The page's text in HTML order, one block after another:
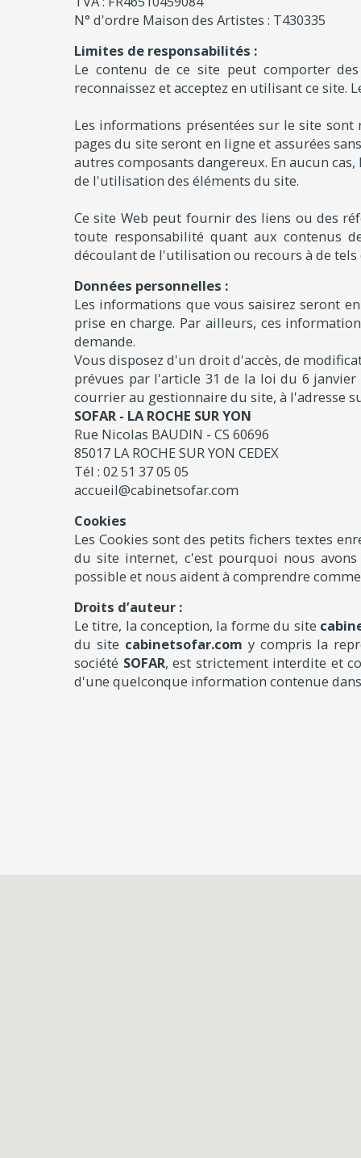
N° d'ordre Maison des Artistes : T430335
Limites de responsabilités :
Le contenu de ce site peut comporter
reconnaissez et acceptez en utilisant ce
Les informations présentées sur le site
pages du site seront en ligne et assurées
autres composants dangereux. En aucun
de l'utilisation des éléments du site.
Ce site Web peut fournir des liens ou des
toute responsabilité quant aux contenus
découlant de l'utilisation ou recours à de tels
Données personnelles :
Les informations que vous saisirez seront
prise en charge. Par ailleurs, ces
demande.
Vous disposez d'un droit d'accès, de
prévues par l'article 31 de la loi du 6
courrier au gestionnaire du site, à l'adresse
SOFAR - LA ROCHE SUR YON
Rue Nicolas BAUDIN - CS 60696
85017 LA ROCHE SUR YON CEDEX
Tél : 02 51 37 05 05
accueil@cabinetsofar.com
Cookies
Les Cookies sont des petits fichers textes
du site internet, c'est pourquoi nous
possible et nous aident à comprendre
Droits d’auteur :
Le titre, la conception, la forme du site
du site cabinetsofar.com y compris la
société SOFAR, est strictement interdite et
d'une quelconque information contenue